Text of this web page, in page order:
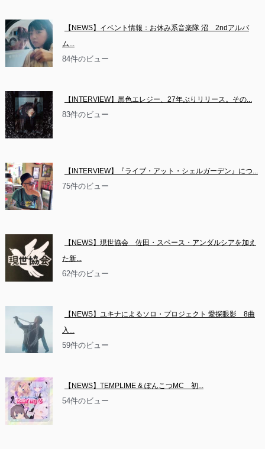
【NEWS】イベント情報：お休み系音楽隊 沼　2ndアルバ
ム...
84件のビュー
【INTERVIEW】黒色エレジー、27年ぶりリリース。その...
83件のビュー
【INTERVIEW】『ライブ・アット・シェルガーデン』につ...
75件のビュー
【NEWS】現世協会　佐田・スペース・アンダルシアを加え
た新...
62件のビュー
【NEWS】ユキナによるソロ・プロジェクト 愛探眼影　8曲
入...
59件のビュー
【NEWS】TEMPLIME & ぽんこつMC　初...
54件のビュー